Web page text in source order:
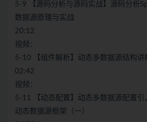
5-9 【源码分析与源码实战】源码分析
数据源原理与实战
20:12
视频：
5-10 【组件解析】动态多数据源结构讲
02:42
视频：
5-11 【动态配置】动态多数据源配置引
动态数据源框架（一）